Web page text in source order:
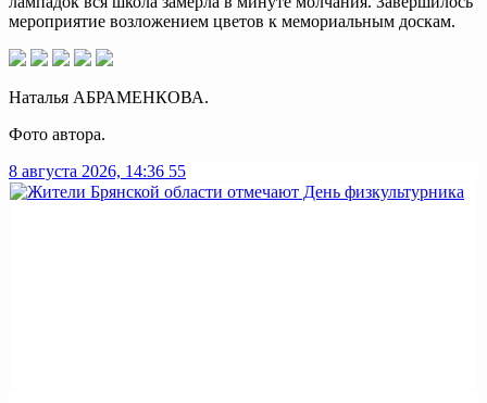
мероприятие возложением цветов к мемориальным доскам.
Наталья АБРАМЕНКОВА.
Фото автора.
8 августа 2026, 14:36 55